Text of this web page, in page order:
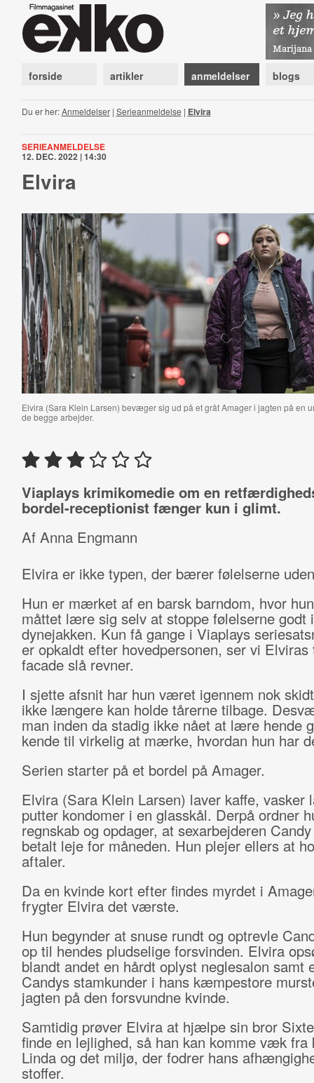
forside artikler anmeldelser blogs
Du er her:Anmeldelser| Serieanmeldelse | Elvira
SERIEANMELDELSE
12. DEC. 2022 | 14:30
Elvira
Elvira (Sara Klein Larsen) bevæger sig ud på et gråt Amager i jagten på en
de begge arbejder.
Viaplays krimikomedie om en
bordel-receptionist fænger kun i glimt.
Af Anna Engmann
Elvira er ikke typen, der bærer følelserne
Hun er mærket af en barsk barndom, hvor
måttet lære sig selv at stoppe følelserne godt
dynejakken. Kun få gange i Viaplays
er opkaldt efter hovedpersonen, ser vi Elviras
facade slå revner.
I sjette afsnit har hun været igennem nok
ikke længere kan holde tårerne tilbage.
man inden da stadig ikke nået at lære hende
kende til virkelig at mærke, hvordan hun har
Serien starter på et bordel på Amager.
Elvira (Sara Klein Larsen) laver kaffe, vasker
putter kondomer i en glasskål. Derpå ordner
regnskab og opdager, at sexarbejderen
betalt leje for måneden. Hun plejer ellers at
aftaler.
Da en kvinde kort efter findes myrdet i
frygter Elvira det værste.
Hun begynder at snuse rundt og optrevle
op til hendes pludselige forsvinden. Elvira
blandt andet en hårdt oplyst neglesalon samt
Candys stamkunder i hans kæmpestore
jagten på den forsvundne kvinde.
Samtidig prøver Elvira at hjælpe sin bror
finde en lejlighed, så han kan komme væk
Linda og det miljø, der fodrer hans
stoffer.